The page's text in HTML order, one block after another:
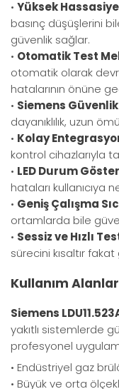
• Yüksek
basınç düşüşlerini
güvenlik sağlar.
• Otomatik Test
otomatik olarak
hatalarının önüne
• Siemens
dayanıklılık, uzun
• Kolay
kontrol cihazlarıyla
• LED Durum
hataları kullanıcıya
• Geniş Çalışma
ortamlarda bile
• Sessiz ve Hızlı
sürecini kısaltır
Kullanım
Siemens
yakıtlı sistemlerde
profesyonel
• Endüstriyel gaz
• Büyük ve orta